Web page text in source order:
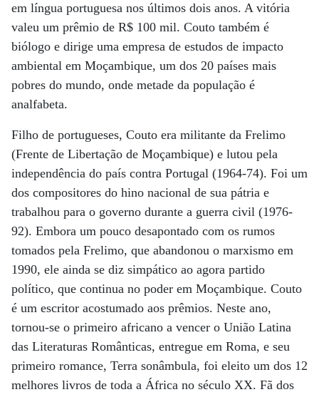
em língua portuguesa nos últimos dois anos. A vitória
valeu um prêmio de R$ 100 mil. Couto também é
biólogo e dirige uma empresa de estudos de impacto
ambiental em Moçambique, um dos 20 países mais
pobres do mundo, onde metade da população é
analfabeta.
Filho de portugueses, Couto era militante da Frelimo
(Frente de Libertação de Moçambique) e lutou pela
independência do país contra Portugal (1964-74). Foi um
dos compositores do hino nacional de sua pátria e
trabalhou para o governo durante a guerra civil (1976-
92). Embora um pouco desapontado com os rumos
tomados pela Frelimo, que abandonou o marxismo em
1990, ele ainda se diz simpático ao agora partido
político, que continua no poder em Moçambique. Couto
é um escritor acostumado aos prêmios. Neste ano,
tornou-se o primeiro africano a vencer o União Latina
das Literaturas Românticas, entregue em Roma, e seu
primeiro romance, Terra sonâmbula, foi eleito um dos 12
melhores livros de toda a África no século XX. Fã dos